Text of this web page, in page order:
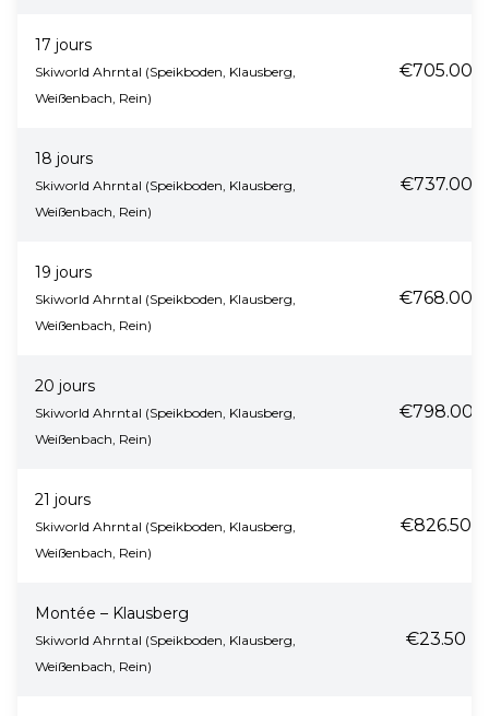
17 jours
Skiworld Ahrntal (Speikboden, Klausberg,
Weißenbach, Rein)
€705.00
18 jours
Skiworld Ahrntal (Speikboden, Klausberg,
Weißenbach, Rein)
€737.00
19 jours
Skiworld Ahrntal (Speikboden, Klausberg,
Weißenbach, Rein)
€768.00
20 jours
Skiworld Ahrntal (Speikboden, Klausberg,
Weißenbach, Rein)
€798.00
21 jours
Skiworld Ahrntal (Speikboden, Klausberg,
Weißenbach, Rein)
€826.50
Montée – Klausberg
Skiworld Ahrntal (Speikboden, Klausberg,
Weißenbach, Rein)
€23.50